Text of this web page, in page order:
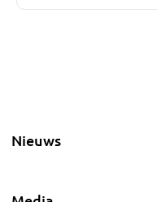
Nieuws